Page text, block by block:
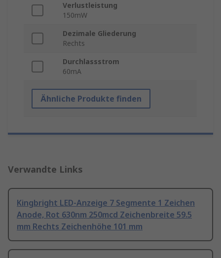
Verlustleistung
150mW
Dezimale Gliederung
Rechts
Durchlassstrom
60mA
Ähnliche Produkte finden
Verwandte Links
Kingbright LED-Anzeige 7 Segmente 1 Zeichen
Anode, Rot 630nm 250mcd Zeichenbreite 59.5
mm Rechts Zeichenhöhe 101 mm